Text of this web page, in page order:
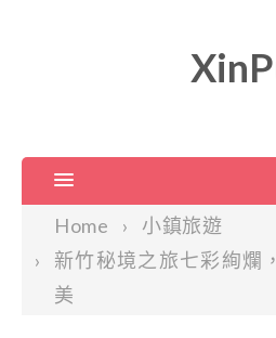
Home
小鎮旅遊
新竹秘境之旅七彩絢爛
美